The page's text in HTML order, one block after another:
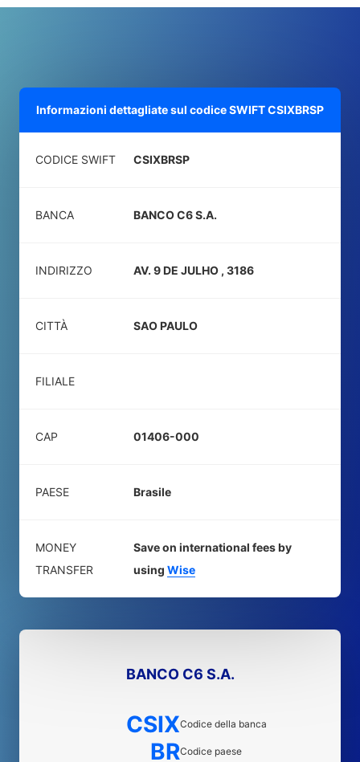
Informazioni dettagliate sul codice SWIFTCSIXBRSP
CODICE SWIFT CSIXBRSP
BANCA BANCO C6 S.A.
INDIRIZZO AV. 9 DE JULHO , 3186
CITTÀ SAO PAULO
FILIALE
CAP 01406-000
PAESE Brasile
MONEY
TRANSFER
Save on international fees by
using Wise
BANCO C6 S.A.
CSIXCodice della banca
BRCodice paese